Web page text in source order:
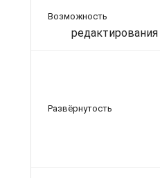
Возможность
редактирования
Развёрнутость